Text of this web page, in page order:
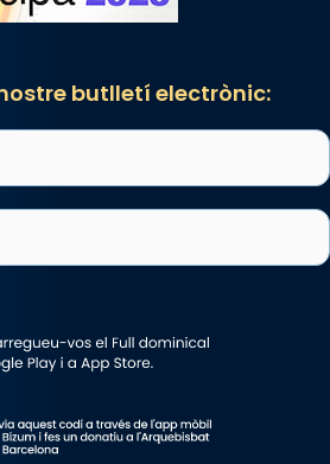
butlletí electrònic: